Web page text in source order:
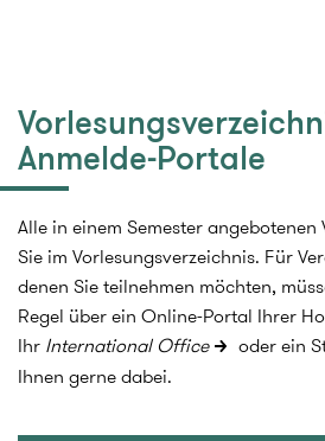
Anmelde-Portale
Alle in einem Semester
Sie im Vorlesungsverzeichnis. Für
denen Sie teilnehmen möchten,
Regel über ein Online-Portal Ihrer
Ihr International Office
oder ein
Ihnen gerne dabei.